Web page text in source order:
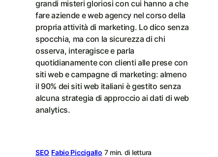
grandi misteri gloriosi con cui hanno a che
fare aziende e web agency nel corso della
propria attività di marketing. Lo dico senza
spocchia, ma con la sicurezza di chi
osserva, interagisce e parla
quotidianamente con clienti alle prese con
siti web e campagne di marketing: almeno
il 90% dei siti web italiani è gestito senza
alcuna strategia di approccio ai dati di web
analytics.
SEO Fabio Piccigallo 7 min. di lettura